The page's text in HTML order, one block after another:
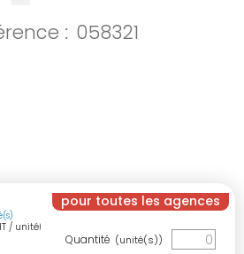
: 058321
€ HT / unité(s)
pour toutes les agences
Quantité (unité(s))